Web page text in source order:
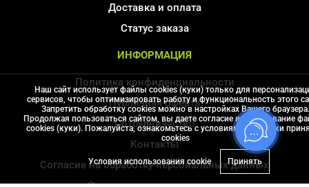
Доставка и оплата
Статус заказа
ИНФОРМАЦИЯ
Политика конфиденциальности
Публичная оферта
Сотрудничество
Контакты
Согласие на обработку персональных данных
Наш сайт использует файлы cookies (куки) только для
сервисов, чтобы оптимизировать работу и функциональность этого
Запретить обработку cookies можно в настройках Вашего браузера.
Продолжая пользоваться сайтом, вы даете согласие использование
cookies (куки). Пожалуйста, ознакомьтесь с условиями политики
сookies
Условия использования cookie Принять